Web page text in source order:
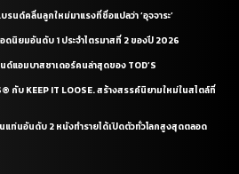
รนด์คลื่นลูกใหม่มาแรงที่ชื่อแปลว่า ‘อุจจาระ’
นิยมอันดับ 1 ประจำไตรมาสที่ 2 ของปี 2026
ด์แอมบาสซาเดอร์คนล่าสุดของ TOD’S
กับ KEEP IT LOOSE. สร้างสรรค์นิยามใหม่ในสไตล์ที่
นแท่นอันดับ 2 หนังทำรายได้เปิดตัวทั่วโลกสูงสุดตลอด